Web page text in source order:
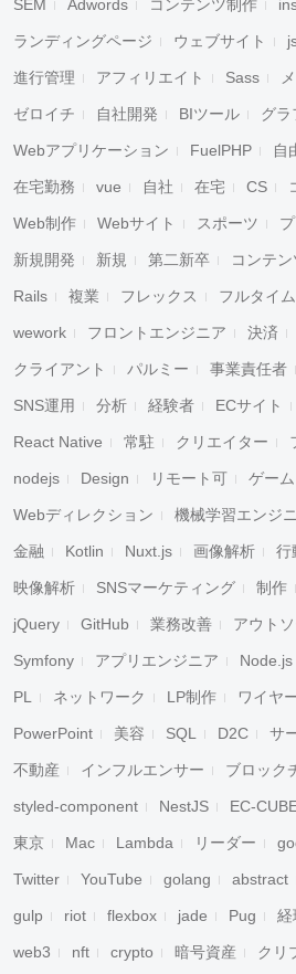
SEM Adwords コンテンツ制作
ランディングページ ウェブサイト
進行管理 アフィリエイト Sass
ゼロイチ 自社開発 BIツール グラ
Webアプリケーション FuelPHP 自
在宅勤務 vue 自社 在宅 CS
Web制作 Webサイト スポーツ
新規開発 新規 第二新卒 コンテ
Rails 複業 フレックス フルタイム
wework フロントエンジニア 決済
クライアント パルミー 事業責任者
SNS運用 分析 経験者 ECサイト
React Native 常駐 クリエイター
nodejs Design リモート可 ゲーム
Webディレクション 機械学習エンジ
金融 Kotlin Nuxt.js 画像解析 行
映像解析 SNSマーケティング 制作
jQuery GitHub 業務改善 アウト
Symfony アプリエンジニア Node.js
PL ネットワーク LP制作 ワイヤ
PowerPoint 美容 SQL D2C サ
不動産 インフルエンサー ブロック
styled-component NestJS EC-
東京 Mac Lambda リーダー
Twitter YouTube golang abstract
gulp riot flexbox jade Pug 経
web3 nft crypto 暗号資産 クリ